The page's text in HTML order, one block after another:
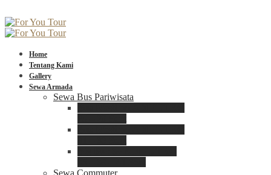
Home
Tentang Kami
Gallery
Sewa Armada
Sewa Bus Pariwisata
Sewa Commuter